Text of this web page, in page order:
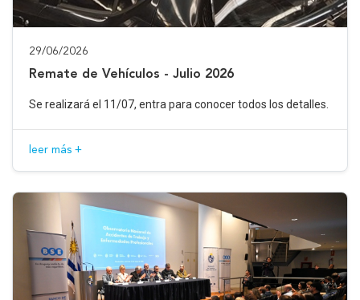
29/06/2026
Remate de Vehículos - Julio 2026
Se realizará el 11/07, entra para conocer todos los detalles.
leer más +